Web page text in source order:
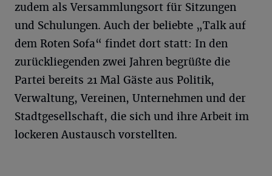
zudem als Versammlungsort für Sitzungen
und Schulungen. Auch der beliebte „Talk auf
dem Roten Sofa“ findet dort statt: In den
zurückliegenden zwei Jahren begrüßte die
Partei bereits 21 Mal Gäste aus Politik,
Verwaltung, Vereinen, Unternehmen und der
Stadtgesellschaft, die sich und ihre Arbeit im
lockeren Austausch vorstellten.